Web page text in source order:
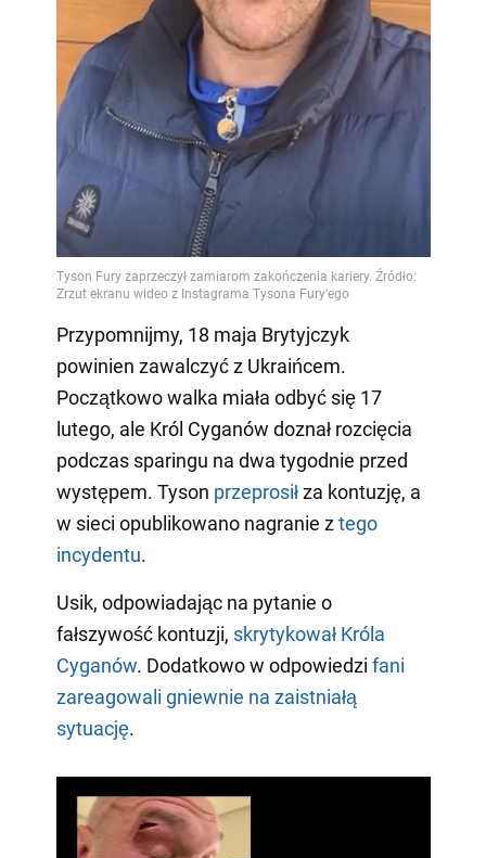
Przypomnijmy, 18 maja Brytyjczyk
powinien zawalczyć z Ukraińcem.
Początkowo walka miała odbyć się 17
lutego, ale Król Cyganów doznał rozcięcia
podczas sparingu na dwa tygodnie przed
występem. Tyson przeprosiłza kontuzję, a
w sieci opublikowano nagranie ztego
incydentu.
Usik, odpowiadając na pytanie o
fałszywość kontuzji, skrytykował Króla
Cyganów. Dodatkowo w odpowiedzi fani
zareagowali gniewnie na zaistniałą
sytuację.